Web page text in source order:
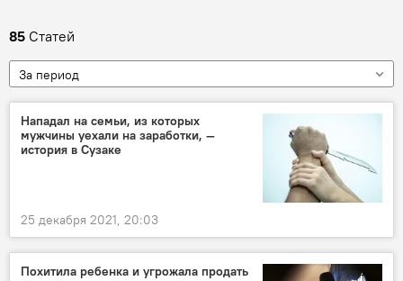
85 Статей
За период
Нападал на семьи, из которых
мужчины уехали на заработки, —
история в Сузаке
25 декабря 2021, 20:03
Похитила ребенка и угрожала продать